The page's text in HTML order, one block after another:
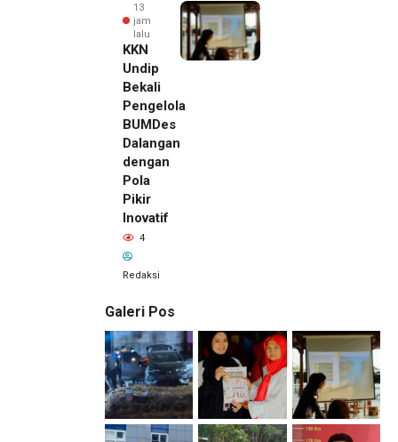
13
jam
lalu
KKN
Undip
Bekali
Pengelola
BUMDes
Dalangan
dengan
Pola
Pikir
Inovatif
4
Redaksi
Galeri Pos